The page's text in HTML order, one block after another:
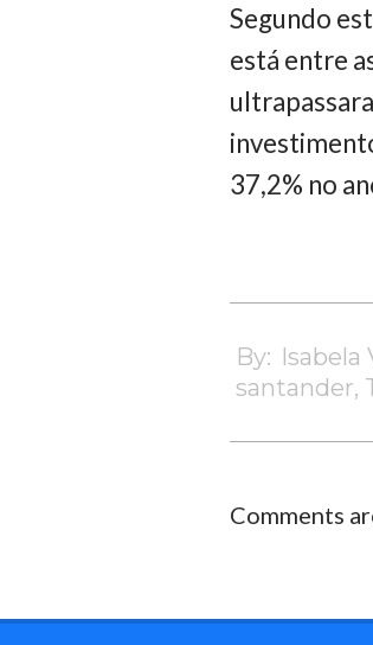
Segundo
está entre
37,2% no
09-
18
By: Isabela
santander,
Comments